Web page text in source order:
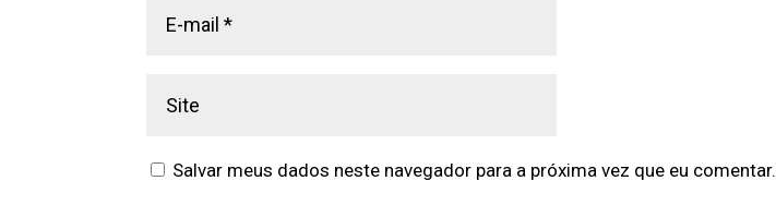
Salvar meus dados neste navegador para a próxima vez que eu comentar.